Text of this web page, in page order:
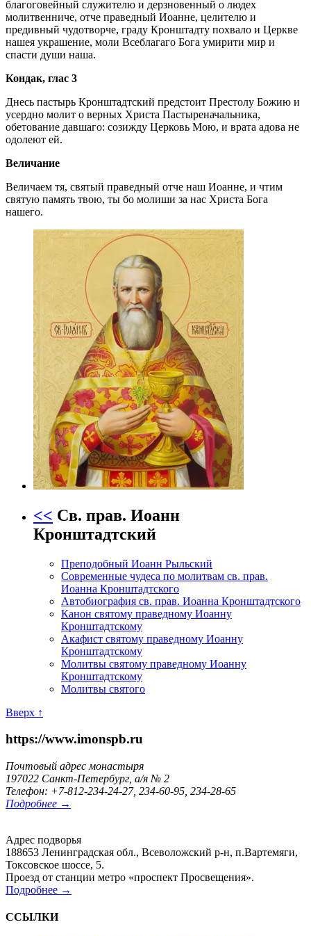
благоговейный служителю и дерзновенный о людех
молитвенниче, отче праведный Иоанне, целителю и
предивный чудотворче, граду Кронштадту похвало и Церкве
нашея украшение, моли Всеблагаго Бога умирити мир и
спасти души наша.
Кондак, глас 3
Днесь пастырь Кронштадтский предстоит Престолу Божию и
усердно молит о верных Христа Пастыреначальника,
обетование давшаго: созижду Церковь Мою, и врата адова не
одолеют ей.
Величание
Величаем тя, святый праведный отче наш Иоанне, и чтим
святую память твою, ты бо молиши за нас Христа Бога
нашего.
<< Св. прав. Иоанн
Кронштадтский
Преподобный Иоанн Рыльский
Современные чудеса по молитвам св. прав.
Иоанна Кронштадтского
Автобиография св. прав. Иоанна Кронштадтского
Канон святому праведному Иоанну
Кронштадтскому
Акафист святому праведному Иоанну
Кронштадтскому
Молитвы святому праведному Иоанну
Кронштадтскому
Молитвы святого
Вверх ↑
https://www.imonspb.ru
Почтовый адрес монастыря
197022 Санкт-Петербург, а/я № 2
Телефон: +7-812-234-24-27, 234-60-95, 234-28-65
Подробнее →
Адрес подворья
188653 Ленинградская обл., Всеволожский р-н, п.Вартемяги,
Токсовское шоссе, 5.
Проезд от станции метро «проспект Просвещения».
Подробнее →
ССЫЛКИ